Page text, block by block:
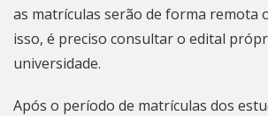
as matrículas serão de forma remota
isso, é preciso consultar o edital
universidade.
Após o período de matrículas dos